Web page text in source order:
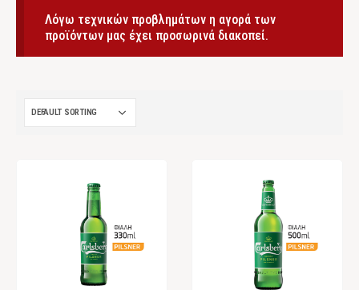
Λόγω τεχνικών προβλημάτων η αγορά των
προϊόντων μας έχει προσωρινά διακοπεί.